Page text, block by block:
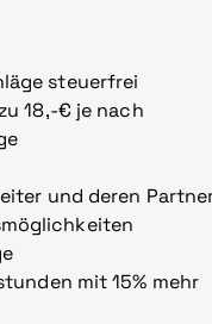
steuerfrei
18,-€ je nach
und deren
mit 15% mehr